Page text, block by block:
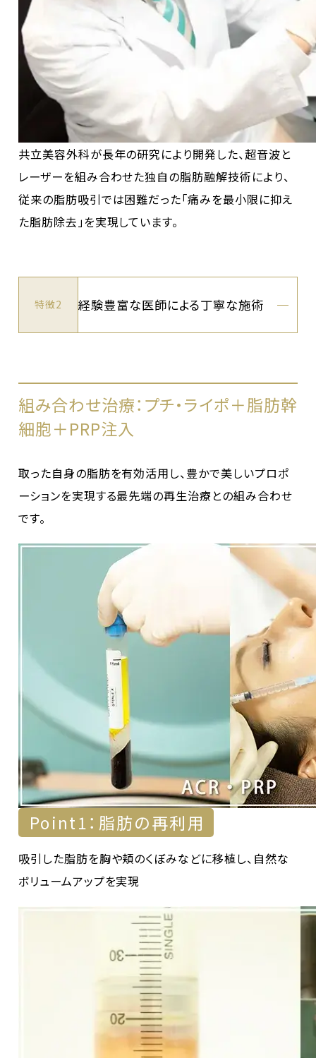
共立美容外科が長年の研究により開発した、超音波と
レーザーを組み合わせた独自の脂肪融解技術により、
従来の脂肪吸引では困難だった「痛みを最小限に抑え
た脂肪除去」を実現しています。
特徴2 経験豊富な医師による丁寧な施術
組み合わせ治療：プチ・ライポ＋脂肪幹
細胞＋PRP注入
取った自身の脂肪を有効活用し、豊かで美しいプロポ
ーションを実現する最先端の再生治療との組み合わせ
です。
Point1：脂肪の再利用
吸引した脂肪を胸や頬のくぼみなどに移植し、自然な
ボリュームアップを実現